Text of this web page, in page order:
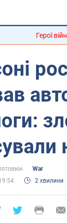
Герої
War
2 хвилини